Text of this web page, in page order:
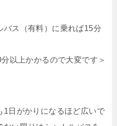
バス（有料）に乗れば15分
以上かかるので大変です＞
1日がかりになるほど広いで